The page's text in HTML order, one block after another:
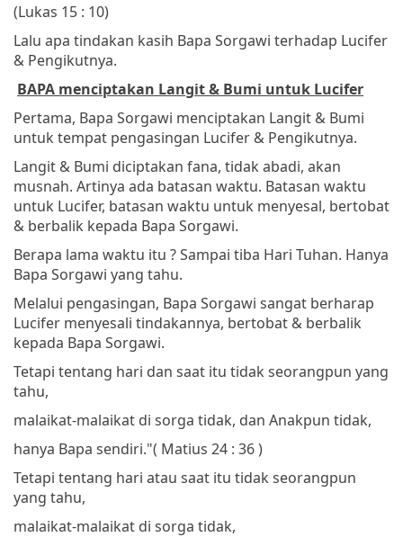
(Lukas 15 : 10)
Lalu apa tindakan kasih Bapa Sorgawi terhadap Lucifer
& Pengikutnya.
BAPA menciptakan Langit & Bumi untuk Lucifer
Pertama, Bapa Sorgawi menciptakan Langit & Bumi
untuk tempat pengasingan Lucifer & Pengikutnya.
Langit & Bumi diciptakan fana, tidak abadi, akan
musnah. Artinya ada batasan waktu. Batasan waktu
untuk Lucifer, batasan waktu untuk menyesal, bertobat
& berbalik kepada Bapa Sorgawi.
Berapa lama waktu itu ? Sampai tiba Hari Tuhan. Hanya
Bapa Sorgawi yang tahu.
Melalui pengasingan, Bapa Sorgawi sangat berharap
Lucifer menyesali tindakannya, bertobat & berbalik
kepada Bapa Sorgawi.
Tetapi tentang hari dan saat itu tidak seorangpun yang
tahu,
malaikat-malaikat di sorga tidak, dan Anakpun tidak,
hanya Bapa sendiri."( Matius 24 : 36 )
Tetapi tentang hari atau saat itu tidak seorangpun
yang tahu,
malaikat-malaikat di sorga tidak,